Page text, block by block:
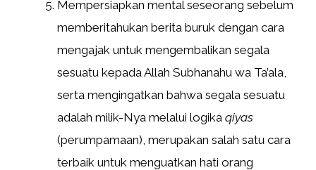
Mempersiapkan mental seseorang sebelum
memberitahukan berita buruk dengan cara
mengajak untuk mengembalikan segala
sesuatu kepada Allah Subhanahu wa Ta’ala,
serta mengingatkan bahwa segala sesuatu
adalah milik-Nya melalui logika qiyas
(perumpamaan), merupakan salah satu cara
terbaik untuk menguatkan hati orang